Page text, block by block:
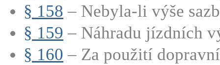
§ 158 – Nebyla-li výše
§ 159 – Náhradu jízdních
§ 160 – Za použití